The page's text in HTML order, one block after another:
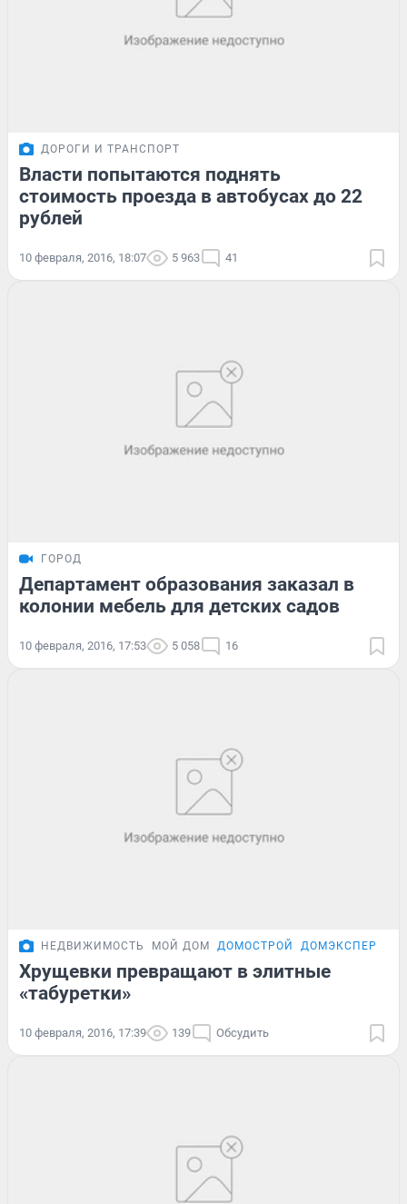
ДОРОГИ И ТРАНСПОРТ
Власти попытаются поднять
стоимость проезда в автобусах до 22
рублей
10 февраля, 2016, 18:07 5 963 41
ГОРОД
Департамент образования заказал в
колонии мебель для детских садов
10 февраля, 2016, 17:53 5 058 16
НЕДВИЖИМОСТЬ МОЙ ДОМ ДОМОСТРОЙ ДОМЭКСПЕРТ
Хрущевки превращают в элитные
«табуретки»
10 февраля, 2016, 17:39 139 Обсудить